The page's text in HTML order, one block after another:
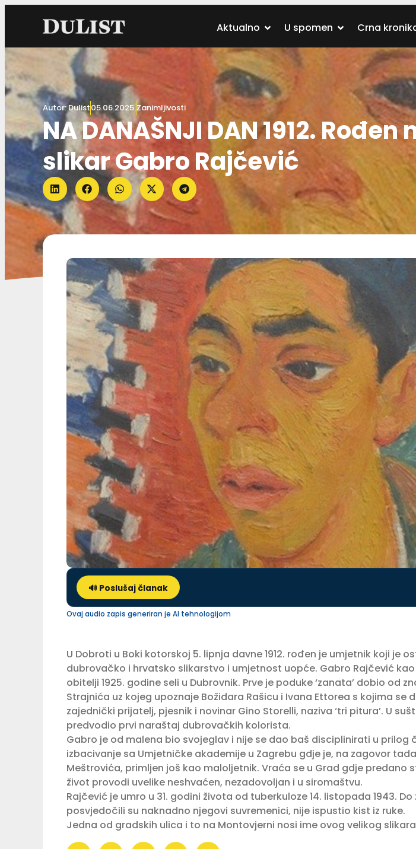
Aktualno U spomen Crna
Autor:Dulist05.06.2025.Zanimljivosti
NA DANAŠNJI DAN 1912.
slikar Gabro Rajčević
🔊 Poslušaj članak
Ovaj audio zapis generiran je AI tehnologijom
U Dobroti u Boki kotorskoj 5. lipnja davne 1912. rođen je umjetnik koji je
dubrovačko i hrvatsko slikarstvo i umjetnost uopće. Gabro Rajčević
obitelji 1925. godine seli u Dubrovnik. Prve je poduke ‘zanata’ dobio od
Strajnića uz kojeg upoznaje Božidara Rašicu i Ivana Ettorea s kojima se
zajednički prijatelj, pjesnik i novinar Gino Storelli, naziva ‘tri pitura’. U
predvodio prvi naraštaj dubrovačkih kolorista.
Gabro je od malena bio svojeglav i nije se dao baš disciplinirati u prilog
izbacivanje sa Umjetničke akademije u Zagrebu gdje je, na zagovor
Meštrovića, primljen još kao maloljetnik. Vraća se u Grad gdje predano
život provodi uvelike neshvaćen, nezadovoljan i u siromaštvu.
Rajčević je umro u 31. godini života od tuberkuloze 14. listopada 1943.
posvjedočili su naknadno njegovi suvremenici, nije ispustio kist iz ruke.
Jedna od gradskih ulica i to na Montovjerni nosi ime ovog velikog